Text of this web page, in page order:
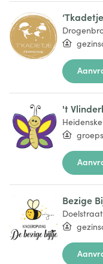
‘Tkadetje
't
Bezige